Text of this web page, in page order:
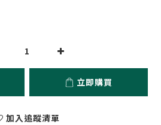
立即購買
加入追蹤清單